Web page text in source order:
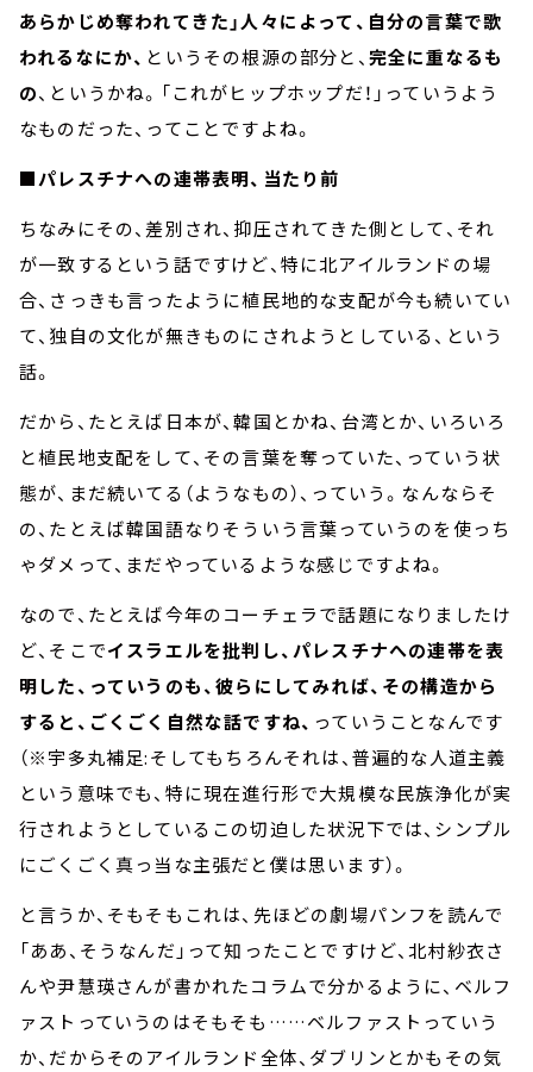
あらかじめ奪われてきた」人々によって、自分の言葉で歌
われるなにか、 というその根源の部分と、完全に重なるも
の、というかね。「これがヒップホップだ！」っていうよう
なものだった、ってことですよね。
■パレスチナへの連帯表明、当たり前
ちなみにその、差別され、抑圧されてきた側として、それ
が一致するという話ですけど、特に北アイルランドの場
合、さっきも言ったように植民地的な支配が今も続いてい
て、独自の文化が無きものにされようとしている、という
話。
だから、たとえば日本が、韓国とかね、台湾とか、いろいろ
と植民地支配をして、その言葉を奪っていた、っていう状
態が、まだ続いてる（ようなもの）、っていう。なんならそ
の、たとえば韓国語なりそういう言葉っていうのを使っち
ゃダメって、まだやっているような感じですよね。
なので、たとえば今年のコーチェラで話題になりましたけ
ど、そこでイスラエルを批判し、パレスチナへの連帯を表
明した、っていうのも、彼らにしてみれば、その構造から
すると、ごくごく自然な話ですね、 っていうことなんです
（※宇多丸補足:そしてもちろんそれは、普遍的な人道主義
という意味でも、特に現在進行形で大規模な民族浄化が実
行されようとしているこの切迫した状況下では、シンプル
にごくごく真っ当な主張だと僕は思います）。
と言うか、そもそもこれは、先ほどの劇場パンフを読んで
「ああ、そうなんだ」って知ったことですけど、北村紗衣さ
んや尹慧瑛さんが書かれたコラムで分かるように、ベルフ
ァストっていうのはそもそも……ベルファストっていう
か、だからそのアイルランド全体、ダブリンとかもその気